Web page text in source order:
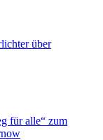
über
für alle“ zum